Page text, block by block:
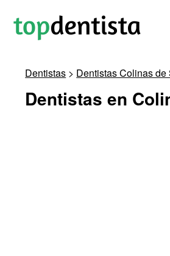
Dentistas > Dentistas Colinas
Dentistas en